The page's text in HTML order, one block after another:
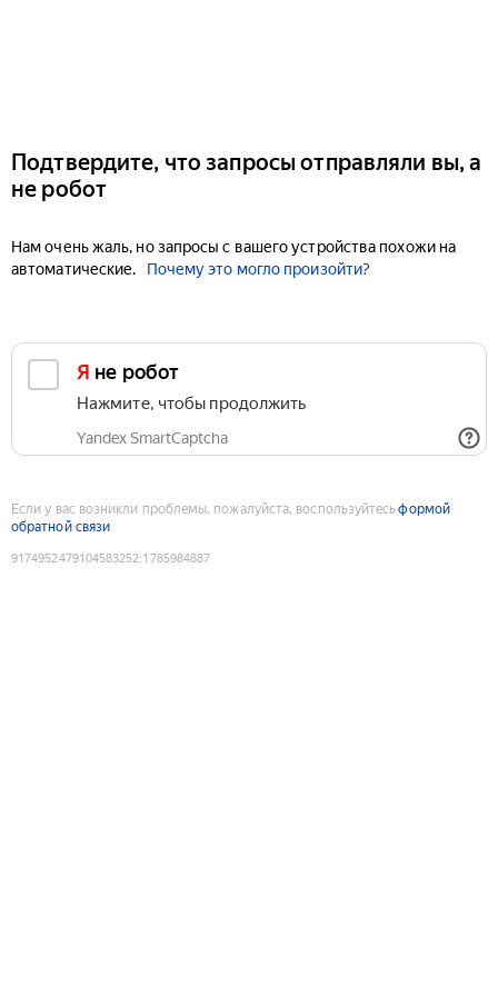
Подтвердите, что запросы отправляли вы, а
не робот
Нам очень жаль, но запросы с вашего устройства похожи на
автоматические.
Почему это могло произойти?
Я не робот
Нажмите, чтобы продолжить
Yandex SmartCaptcha
Если у вас возникли проблемы, пожалуйста, воспользуйтесьформой
обратной связи
9174952479104583252:1785984887